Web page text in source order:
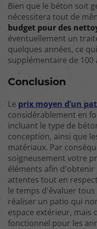
Bien que le béton soit
nécessitera tout de
budget pour des
éventuellement un
quelques années, ce
supplémentaire de 100
Conclusion
Le prix moyen d’un
considérablement en
incluant le type de
conception, ainsi que
matériaux. Par
soigneusement votre
éléments afin
attentes tout en
le temps d'évaluer
réaliser un patio qui
espace extérieur, mais
fonctionnel pour les